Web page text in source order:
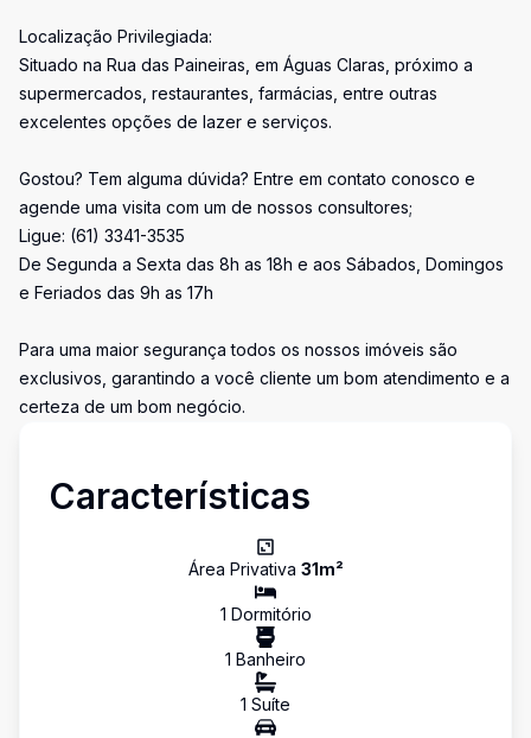
Localização Privilegiada:
Situado na Rua das Paineiras, em Águas Claras, próximo a
supermercados, restaurantes, farmácias, entre outras
excelentes opções de lazer e serviços.
Gostou? Tem alguma dúvida? Entre em contato conosco e
agende uma visita com um de nossos consultores;
Ligue: (61) 3341-3535
De Segunda a Sexta das 8h as 18h e aos Sábados, Domingos
e Feriados das 9h as 17h
Para uma maior segurança todos os nossos imóveis são
exclusivos, garantindo a você cliente um bom atendimento e a
certeza de um bom negócio.
Características
Área Privativa 31m²
1 Dormitório
1 Banheiro
1 Suíte